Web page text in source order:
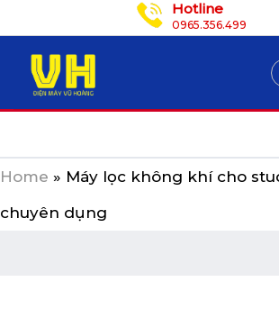
to
content
Hotline
0965.356.499
Home » Máy lọc không khí cho
chuyên dụng